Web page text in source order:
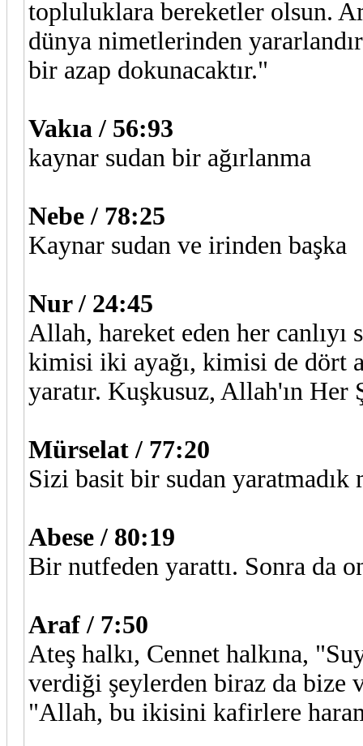
topluluklara bereketler olsun.
dünya nimetlerinden
bir azap dokunacaktır."
Vakıa / 56:93
kaynar sudan bir ağırlanma
Nebe / 78:25
Kaynar sudan ve irinden başka
Nur / 24:45
Allah, hareket eden her canlıyı
kimisi iki ayağı, kimisi de dört
yaratır. Kuşkusuz, Allah'ın Her
Mürselat / 77:20
Sizi basit bir sudan yaratmadık
Abese / 80:19
Bir nutfeden yarattı. Sonra da
Araf / 7:50
Ateş halkı, Cennet halkına,
verdiği şeylerden biraz da bize
"Allah, bu ikisini kafirlere